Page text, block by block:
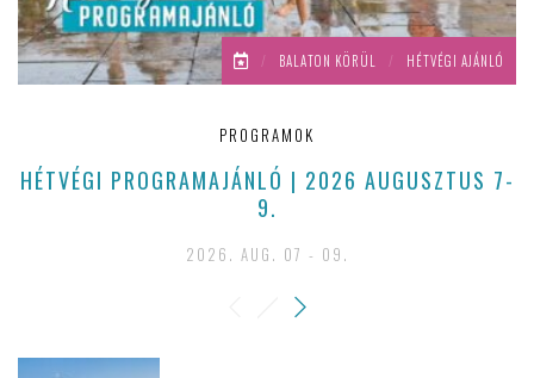
/ BALATON KÖRÜL / HÉTVÉGI AJÁNLÓ
PROGRAMOK
HÉTVÉGI PROGRAMAJÁNLÓ | 2026 AUGUSZTUS 7-
9.
2026. AUG. 07 - 09.